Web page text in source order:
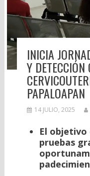
INICIA
Y
PAPALOAPAN
14 JULIO, 2025
El objetivo
pruebas